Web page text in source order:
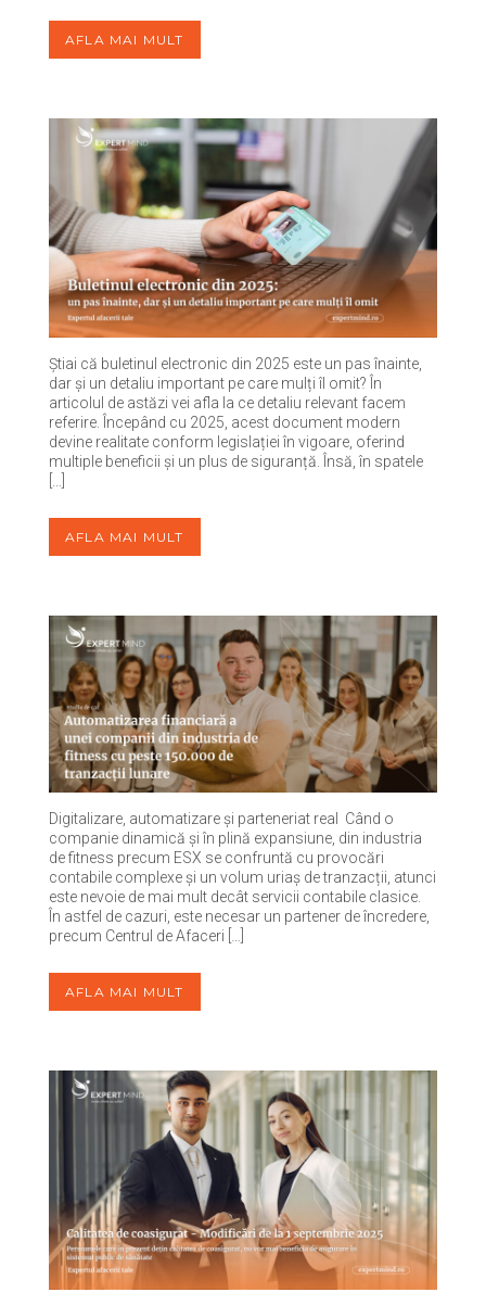
AFLA MAI MULT
Știai că buletinul electronic din 2025 este un pas înainte,
dar și un detaliu important pe care mulți îl omit? În
articolul de astăzi vei afla la ce detaliu relevant facem
referire. Începând cu 2025, acest document modern
devine realitate conform legislației în vigoare, oferind
multiple beneficii și un plus de siguranță. Însă, în spatele
AFLA MAI MULT
Digitalizare, automatizare și parteneriat real Când o
companie dinamică și în plină expansiune, din industria
de fitness precum ESX se confruntă cu provocări
contabile complexe și un volum uriaș de tranzacții, atunci
este nevoie de mai mult decât servicii contabile clasice.
În astfel de cazuri, este necesar un partener de încredere,
precum Centrul de Afaceri […]
AFLA MAI MULT